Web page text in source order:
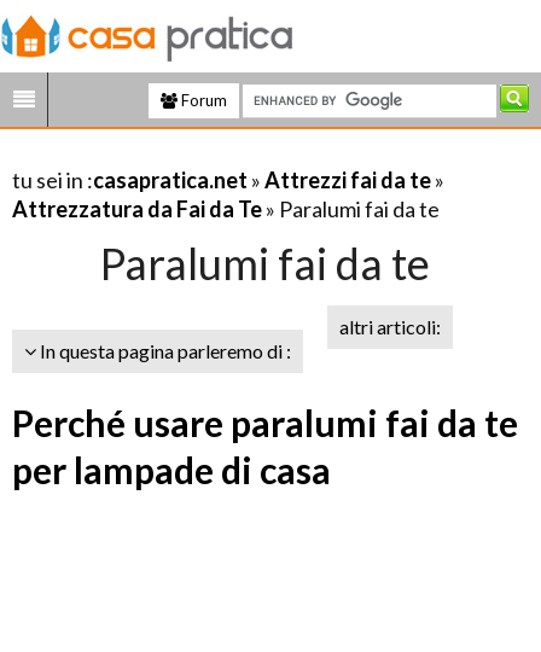
Forum
tu sei in :casapratica.net »Attrezzi fai da te»
Attrezzatura da Fai da Te» Paralumi fai da te
Paralumi fai da te
In questa pagina parleremo di :
altri articoli:
Perché usare paralumi fai da te
per lampade di casa